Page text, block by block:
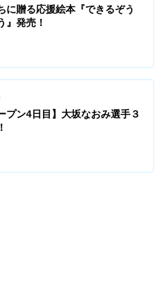
に贈る応援絵本『できるぞう
』発売！
プン4日目】大坂なおみ選手３